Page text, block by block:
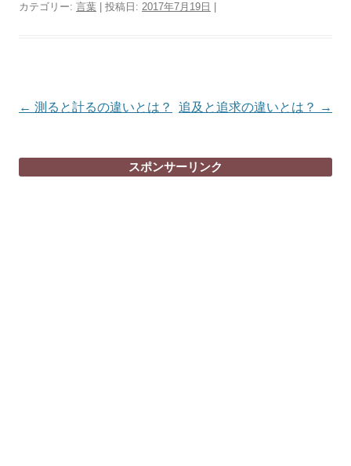
カテゴリー: 言葉 | 投稿日: 2017年7月19日
投
ナ
← 測ると計るの違いとは？ 追及と追求の違いとは？ →
スポンサーリンク